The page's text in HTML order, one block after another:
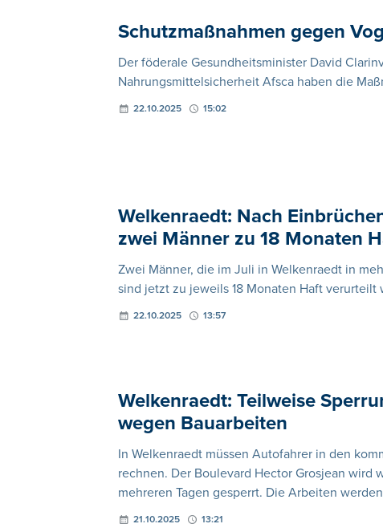
Schutzmaßnahmen gegen
Der föderale Gesundheitsminister David
Nahrungsmittelsicherheit Afsca haben die
22.10.2025 15:02
Welkenraedt: Nach
zwei Männer zu 18 Monaten
Zwei Männer, die im Juli in Welkenraedt in
sind jetzt zu jeweils 18 Monaten Haft verurteilt
22.10.2025 13:57
Welkenraedt: Teilweise
wegen Bauarbeiten
In Welkenraedt müssen Autofahrer in den
rechnen. Der Boulevard Hector Grosjean wird
mehreren Tagen gesperrt. Die Arbeiten
21.10.2025 13:21